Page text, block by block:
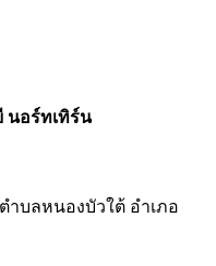
นอร์ทเทิร์น
ำบลหนองบัวใต้ อำเภอ